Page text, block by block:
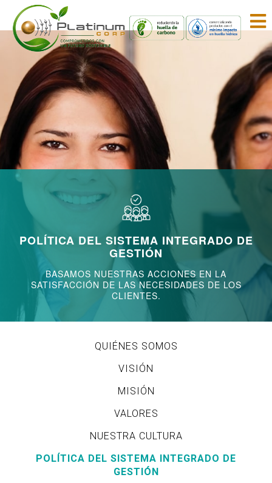
POLÍTICA DEL SISTEMA INTEGRADO DE
GESTIÓN
BASAMOS NUESTRAS ACCIONES EN LA
SATISFACCIÓN DE LAS NECESIDADES DE LOS
CLIENTES.
QUIÉNES SOMOS
VISIÓN
MISIÓN
VALORES
NUESTRA CULTURA
POLÍTICA DEL SISTEMA INTEGRADO DE
GESTIÓN